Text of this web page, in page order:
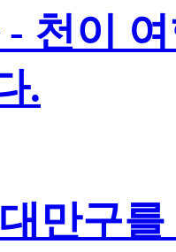
- 천이
.
만구